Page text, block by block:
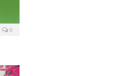
0